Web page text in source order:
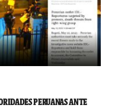
PERUANAS ANTE